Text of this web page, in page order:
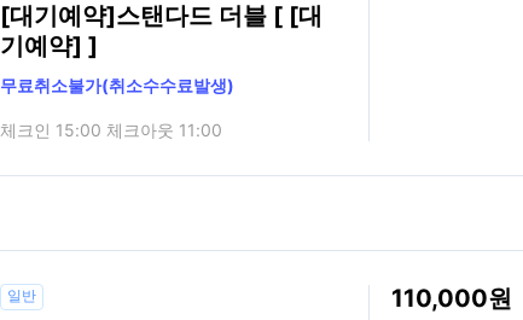
[대기예약]스탠다드 더블 [ [대
기예약] ]
무료취소불가(취소수수료발생)
체크인 15:00 체크아웃 11:00
일반 110,000